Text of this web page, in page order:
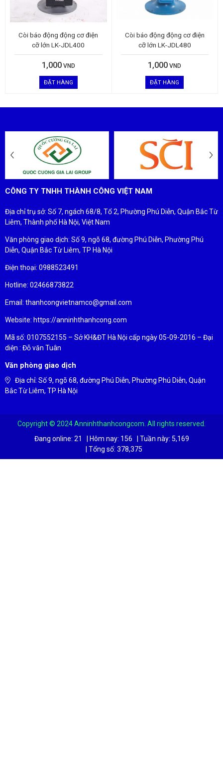
Còi báo động động cơ điện
cỡ lớn LK-JDL400
1,000 VND
ĐẶT HÀNG
Còi báo động động cơ điện
cỡ lớn LK-JDL480
1,000 VND
ĐẶT HÀNG
CÔNG TY TNHH THÀNH CÔNG VIỆT NAM
Địa chỉ trụ sở: Số 7, ngách 68/8, Tổ 2, Phường Phú Diễn, Quận Bắc Từ
Liêm, Thành phố Hà Nội, Việt Nam
Văn phòng giao dịch: Số 9, ngõ 68, đường Phú Diễn, Phường Phú
Diễn, Quận Bắc Từ Liêm, TP Hà Nội
Điện thoại: 0988523491
Hotline: 02466873822
Email: thanhcongvietnamco@gmail.com
Website: https://anninhthanhcong.com
Mã số: 0107552155 – Sở KH&ĐT Hà Nội cấp ngày 05-09-2016 – Đại
diện : Đỗ văn Tuân
Văn phòng giao dịch
Địa chỉ: Số 9, ngõ 68, đường Phú Diễn, Phường Phú Diễn, Quận
Bắc Từ Liêm, TP Hà Nội
Copyright © 2024 Anninhthanhcongcom. All rights reserved.
Đang online: 21 Hôm nay: 156 Tuần này: 5,169
Tổng số: 378,375